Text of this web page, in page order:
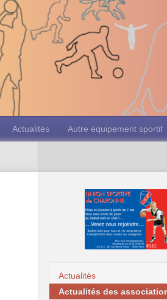
Actualités Autre équipement sportif
Actualités
Actualités des